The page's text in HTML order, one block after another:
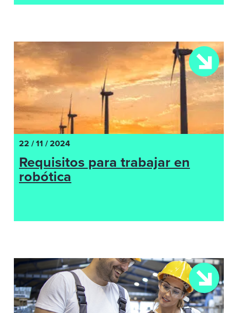
22 / 11 / 2024
Requisitos para trabajar en
robótica